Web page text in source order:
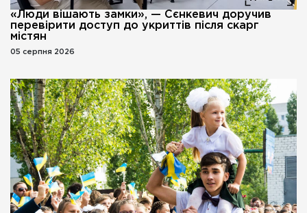
«Люди вішають замки», — Сєнкевич доручив
перевірити доступ до укриттів після скарг
містян
05 серпня 2026